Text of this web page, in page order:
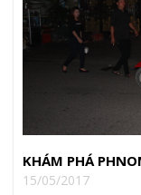
KHÁM PHÁ
15/05/2017